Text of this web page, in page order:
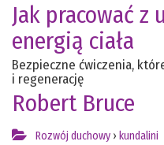
Jak pracować z
energią ciała
Bezpieczne ćwiczenia,
i regenerację
Robert Bruce
Rozwój duchowy › kundalini